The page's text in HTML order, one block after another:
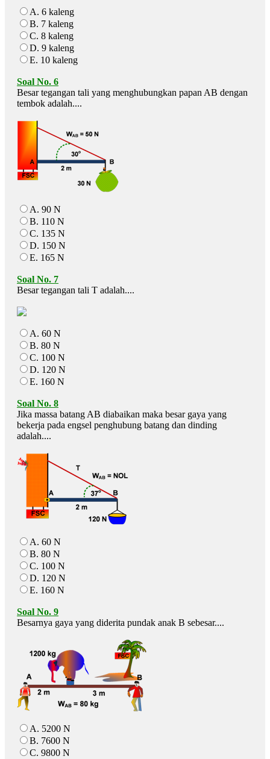
A. 6 kaleng
B. 7 kaleng
C. 8 kaleng
D. 9 kaleng
E. 10 kaleng
Soal No. 6
Besar tegangan tali yang menghubungkan papan AB dengan
tembok adalah....
A. 90 N
B. 110 N
C. 135 N
D. 150 N
E. 165 N
Soal No. 7
Besar tegangan tali T adalah....
A. 60 N
B. 80 N
C. 100 N
D. 120 N
E. 160 N
Soal No. 8
Jika massa batang AB diabaikan maka besar gaya yang
bekerja pada engsel penghubung batang dan dinding
adalah....
A. 60 N
B. 80 N
C. 100 N
D. 120 N
E. 160 N
Soal No. 9
Besarnya gaya yang diderita pundak anak B sebesar....
A. 5200 N
B. 7600 N
C. 9800 N